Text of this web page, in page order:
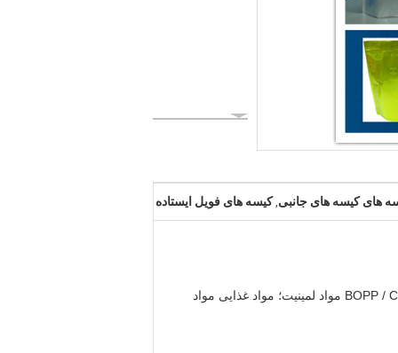
های کیسه های جانبی, کیسه های فویل ایستاده
BOPP / CPP / NY / PET / PA / AL / PE / LDPE مواد لمینیت؛ مواد غذایی مواد